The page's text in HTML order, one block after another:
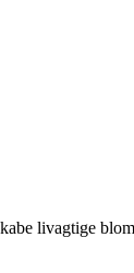
livagtige